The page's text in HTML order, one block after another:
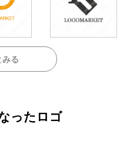
みる
ったロゴ